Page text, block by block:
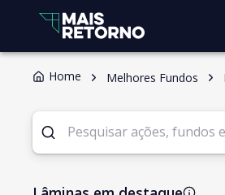
Home Melhores Fundos